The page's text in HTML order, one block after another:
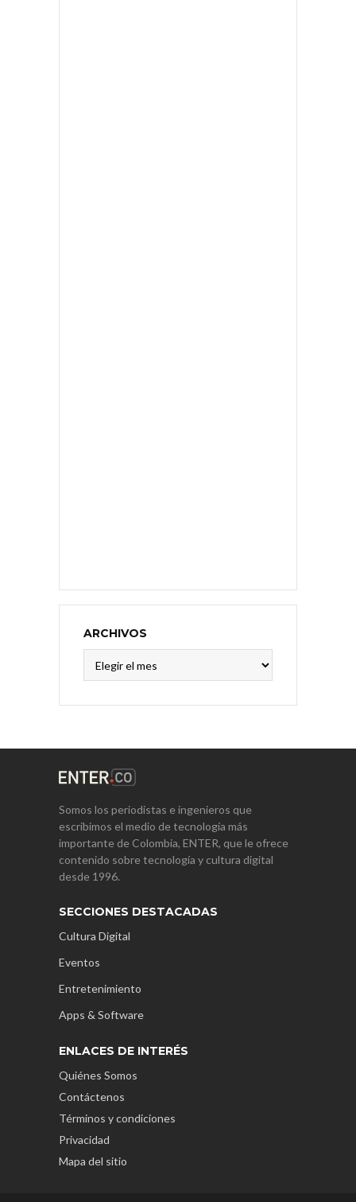
ARCHIVOS
Somos los periodistas e ingenieros que
escribimos el medio de tecnología más
importante de Colombia, ENTER, que le ofrece
contenido sobre tecnología y cultura digital
desde 1996.
SECCIONES DESTACADAS
Cultura Digital
Eventos
Entretenimiento
Apps & Software
ENLACES DE INTERÉS
Quiénes Somos
Contáctenos
Términos y condiciones
Privacidad
Mapa del sitio